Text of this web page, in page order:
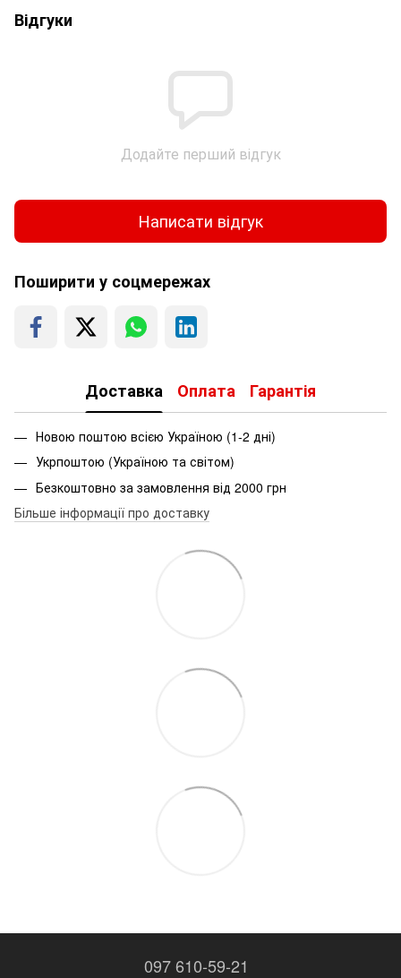
Відгуки
Додайте перший відгук
Написати відгук
Поширити у соцмережах
Доставка Оплата Гарантія
Новою поштою всією Україною (1-2 дні)
Укрпоштою (Україною та світом)
Безкоштовно за замовлення від 2000 грн
Більше інформації про доставку
097 610-59-21